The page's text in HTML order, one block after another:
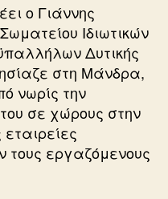
ο Γιάννης
Ιδιωτικών
Δυτικής
στη Μάνδρα,
νωρίς την
σε χώρους στην
τους εργαζόμενους